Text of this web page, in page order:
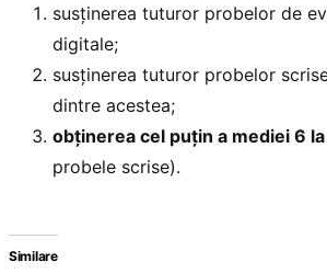
susținerea tuturor probelor de
digitale;
susținerea tuturor probelor
dintre acestea;
obținerea cel puțin a mediei 6
probele scrise).
Similare